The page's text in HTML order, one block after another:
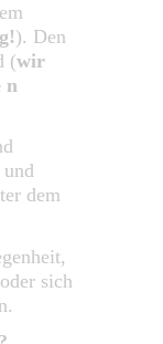
). Den
(wir
n
dem
sich